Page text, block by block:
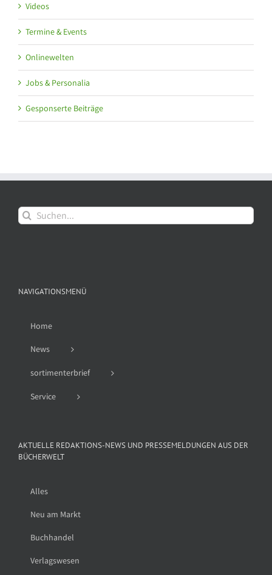
Videos
Termine & Events
Onlinewelten
Jobs & Personalia
Gesponserte Beiträge
Suche
nach:
NAVIGATIONSMENÜ
Home
News
sortimenterbrief
Service
AKTUELLE REDAKTIONS-NEWS UND PRESSEMELDUNGEN AUS DER
BÜCHERWELT
Alles
Neu am Markt
Buchhandel
Verlagswesen